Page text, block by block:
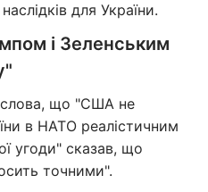
для України.
і Зеленським
що "США не
в НАТО реалістичним
угоди" сказав, що
точними".